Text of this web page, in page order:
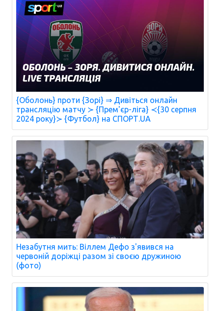
{Оболонь} проти {Зорі} ⇒ Дивіться онлайн
трансляцію матчу ≻ {Прем'єр-ліга} ≺{30 серпня
2024 року}≻ {Футбол} на СПОРТ.UA
Незабутня мить: Віллем Дефо з'явився на
червоній доріжці разом зі своєю дружиною
(фото)